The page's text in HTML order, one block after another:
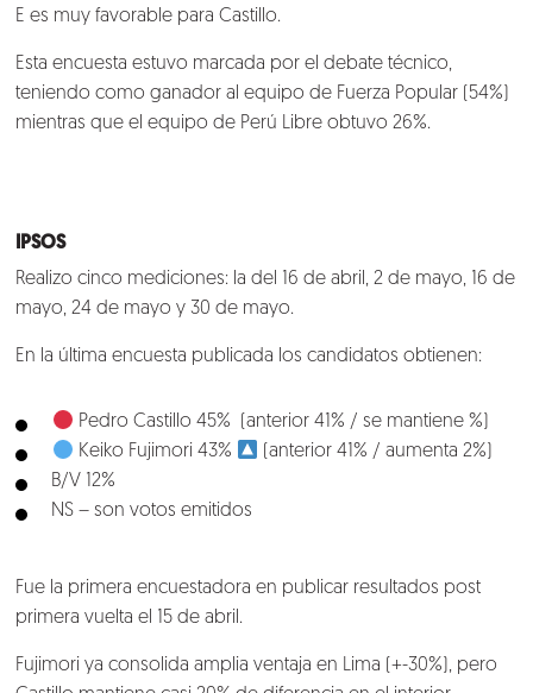
E es muy favorable para Castillo.
Esta encuesta estuvo marcada por el debate técnico,
teniendo como ganador al equipo de Fuerza Popular (54%)
mientras que el equipo de Perú Libre obtuvo 26%.
IPSOS
Realizo cinco mediciones: la del 16 de abril, 2 de mayo, 16 de
mayo, 24 de mayo y 30 de mayo.
En la última encuesta publicada los candidatos obtienen:
Pedro Castillo 45% (anterior 41% / se mantiene %)
Keiko Fujimori 43%
(anterior 41% / aumenta 2%)
B/V 12%
NS – son votos emitidos
Fue la primera encuestadora en publicar resultados post
primera vuelta el 15 de abril.
Fujimori ya consolida amplia ventaja en Lima (+-30%), pero